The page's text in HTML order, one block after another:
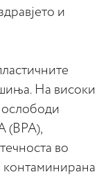
и
На високи
ослободи
(BPA),
во